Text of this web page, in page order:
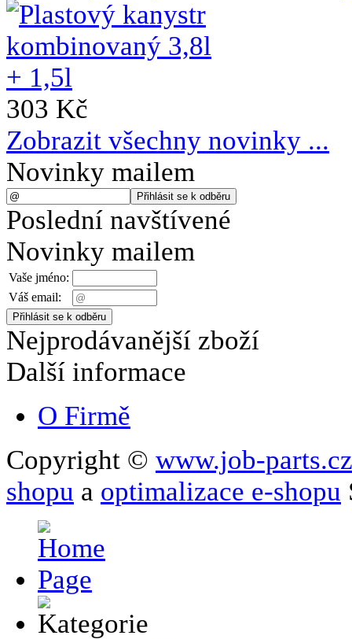
303 Kč
Zobrazit všechny novinky ...
Novinky mailem
Poslední navštívené
Novinky mailem
Vaše jméno:
Váš email:
Nejprodávanější zboží
Další informace
O Firmě
Copyright © www.job-parts.cz
shopu a optimalizace e-shopu